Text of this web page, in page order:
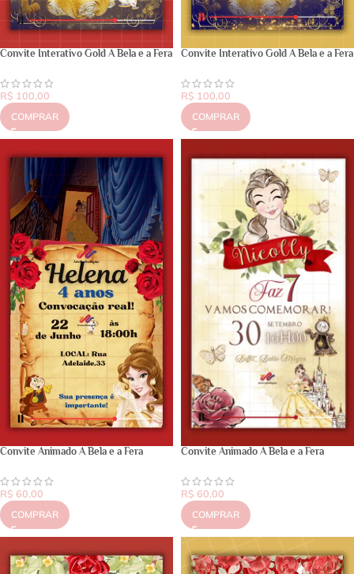
Convite Interativo Gold A Bela e a Fera
R$ 100,00
COMPRAR
Convite Interativo Gold A Bela e a Fera
R$ 100,00
COMPRAR
Convite Animado A Bela e a Fera
R$ 60,00
COMPRAR
Convite Animado A Bela e a Fera
R$ 60,00
COMPRAR